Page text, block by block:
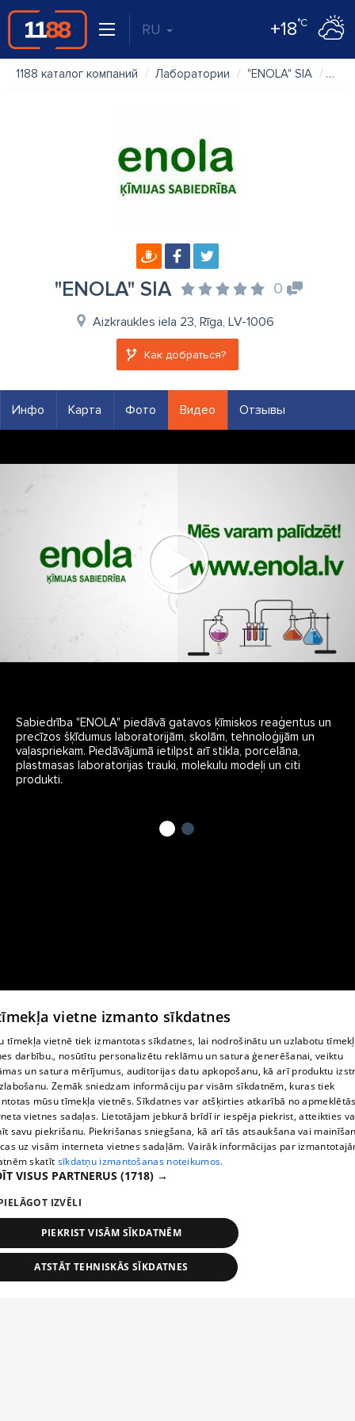
RU +18°C
1188 каталог компаний Лаборатории "ENOLA" SIA
"ENOLA" SIA 0
Aizkraukles iela 23, Rīga, LV-1006
Как добраться?
Инфо Карта Фото Видео Отзывы
Sabiedrība "ENOLA" piedāvā gatavos ķīmiskos reaģentus un
precīzos šķīdumus laboratorijām, skolām, tehnoloģijām un
vaļaspriekam. Piedāvājumā ietilpst arī stikla, porcelāna,
plastmasas laboratorijas trauki, molekulu modeļi un citi
produkti.
vietne izmanto sīkdatnes
tīmekļa vietnē tiek izmantotas sīkdatnes, lai nodrošinātu un uzlabotu
darbību., nosūtītu personalizētu reklāmu un satura ģenerēšanai, veiktu
un satura mērījumus, auditorijas datu apkopošanu, kā arī produktu
Zemāk sniedzam informāciju par visām sīkdatnēm, kuras tiek
mūsu tīmekļa vietnēs. Sīkdatnes var atšķirties atkarībā no
vietnes sadaļas. Lietotājam jebkurā brīdī ir iespēja piekrist, atteikties
savu piekrišanu. Piekrišanas sniegšana, kā arī tās atsaukšana vai
uz visām interneta vietnes sadaļām. Vairāk informācijas par
skatīt sīkdatņu izmantošanas noteikumos.
VISUS PARTNERUS (1718) →
IZVĒLI
PIEKRIST VISĀM SĪKDATNĒM
ATSTĀT TEHNISKĀS SĪKDATNES